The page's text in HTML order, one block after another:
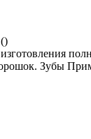
)
Зубы